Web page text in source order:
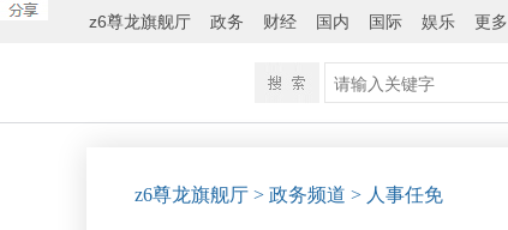
z6尊龙旗舰厅 政务 财经 国内 国际 娱乐 更多
z6尊龙旗舰厅 > 政务频道 > 人事任免